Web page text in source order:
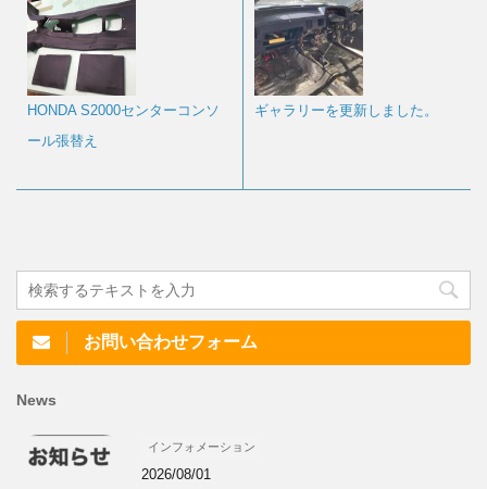
HONDA S2000センターコンソ
ール張替え
ギャラリーを更新しました。
お問い合わせフォーム
News
インフォメーション
2026/08/01